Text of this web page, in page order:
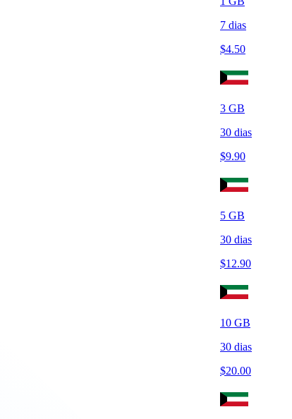
7 dias
$4.50
3 GB
30 dias
$9.90
5 GB
30 dias
$12.90
10 GB
30 dias
$20.00